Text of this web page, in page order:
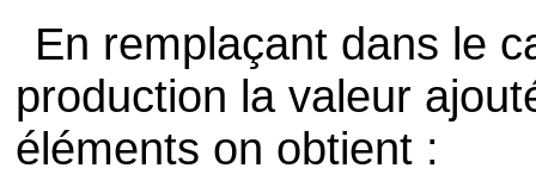
En remplaçant dans le
production la valeur
éléments on obtient :